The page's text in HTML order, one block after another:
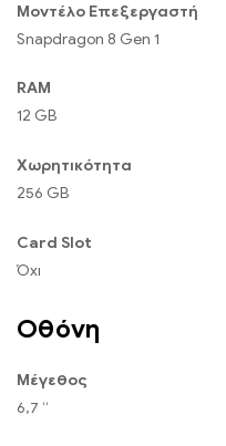
Μοντέλο Επεξεργαστή
Snapdragon 8 Gen 1
RAM
12 GB
Χωρητικότητα
256 GB
Card Slot
Όχι
Οθόνη
Μέγεθος
6,7 “